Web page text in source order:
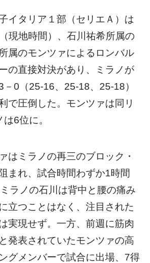
イタリア１部（セリエＡ）は
現地時間）、石川祐希所属の
属のモンツァによるロンバル
の直接対決があり、ミラノが
0（25-16、25-18、25-18）
で圧倒した。モンツァは同リ
6位に。
はミラノの再三のブロック・
まれ、試合時間わずか1時間
ラノの石川は背中と腰の痛み
立つことはなく、注目された
実現せず。一方、前週に筋肉
発表されていたモンツァの高
グメンバーで試合に出場、7得